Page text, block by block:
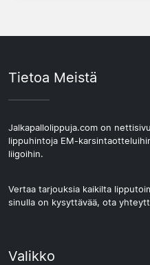
Tietoa Meistä
Jalkapallolippuja.com on
lippuhintoja EM-
liigoihin.
Vertaa tarjouksia kaikilta
sinulla on kysyttävää, ota
Valikko